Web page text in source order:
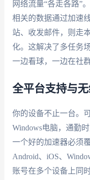
网络流量“各走各路”
相关的数据通过加速
站、收发邮件，则走
化。这解决了多任务
一边看球，一边在社
全平台支持与
你的设备不止一台。
Windows电脑，通勤
一个好的加速器必须
Android、iOS、
账号在多个设备上同